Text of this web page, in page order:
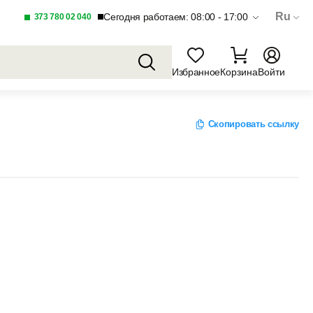
373 780 02 040 Сегодня работаем: 08:00 - 17:00 Ru
ИзбранноеКорзинаВойти
Скопировать ссылку